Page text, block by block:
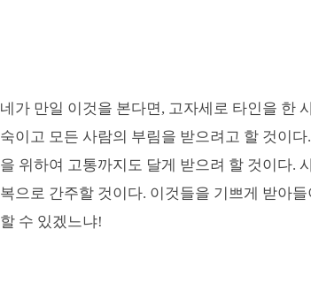
네가 만일 이것을 본다면, 고자세로 타인을 한
숙이고 모든 사람의 부림을 받으려고 할 것이다.
을 위하여 고통까지도 달게 받으려 할 것이다.
복으로 간주할 것이다. 이것들을 기쁘게 받아
할 수 있겠느냐!